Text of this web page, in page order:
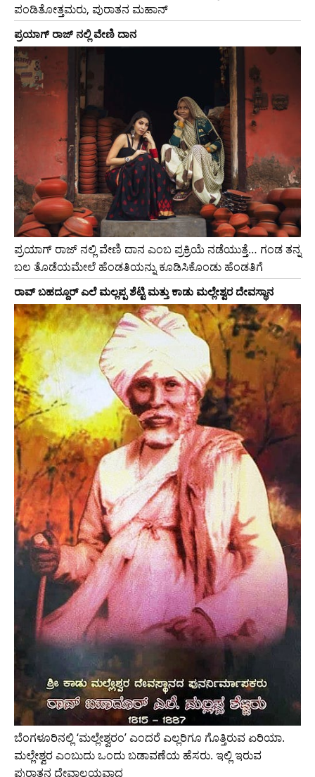
ಪಂಡಿತೋತ್ತಮರು, ಪುರಾತನ ಮಹಾನ್
ಪ್ರಯಾಗ್ ರಾಜ್ ನಲ್ಲಿ ವೇಣಿ ದಾನ
ಪ್ರಯಾಗ್ ರಾಜ್ ನಲ್ಲಿ ವೇಣಿ ದಾನ ಎಂಬ ಪ್ರಕ್ರಿಯೆ ನಡೆಯುತ್ತೆ… ಗಂಡ ತನ್ನ
ಬಲ ತೊಡೆಯಮೇಲೆ ಹೆಂಡತಿಯನ್ನು ಕೂಡಿಸಿಕೊಂಡು ಹೆಂಡತಿಗೆ
ರಾವ್ ಬಹದ್ದೂರ್ ಎಲೆ ಮಲ್ಲಪ್ಪ ಶೆಟ್ಟಿ ಮತ್ತು ಕಾಡು ಮಲ್ಲೇಶ್ವರ ದೇವಸ್ಥಾನ
ಬೆಂಗಳೂರಿನಲ್ಲಿ ‘ಮಲ್ಲೇಶ್ವರಂ’ ಎಂದರೆ ಎಲ್ಲರಿಗೂ ಗೊತ್ತಿರುವ ಏರಿಯಾ.
ಮಲ್ಲೇಶ್ವರ ಎಂಬುದು ಒಂದು ಬಡಾವಣೆಯ ಹೆಸರು. ಇಲ್ಲಿ ಇರುವ
ಪುರಾತನ ದೇವಾಲಯವಾದ